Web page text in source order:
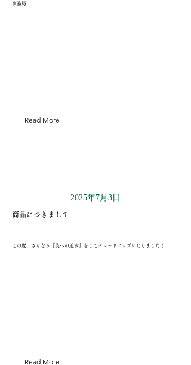
事務局
Read More
2025年7月3日
商品につきまして
この度、さらなる『美への追求』をしてグレードアップいたしました！
Read More